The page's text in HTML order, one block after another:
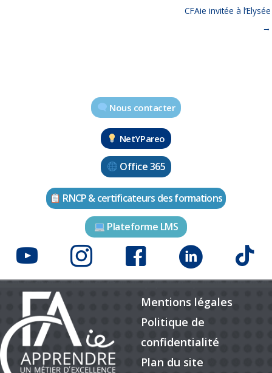
CFAie invitée à l’Elysée
→
Nous contacter
NetYPareo
Office 365
RNCP & certificateurs des formations
Plateforme LMS
Mentions légales
Politique de
confidentialité
Plan du site